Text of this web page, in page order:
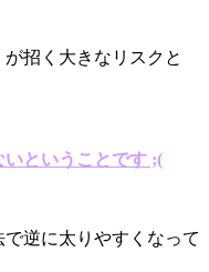
招く大きなリスクと
ということです ;(
逆に太りやすくなって